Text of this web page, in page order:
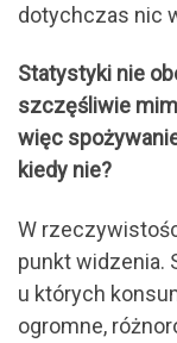
dotychczas nic
Statystyki nie
szczęśliwie
więc
kiedy nie?
W
punkt widzenia.
u których
ogromne,